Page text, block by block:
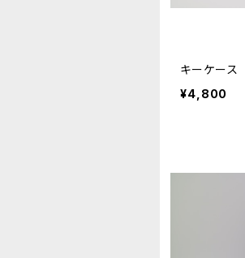
キーケース
¥4,800